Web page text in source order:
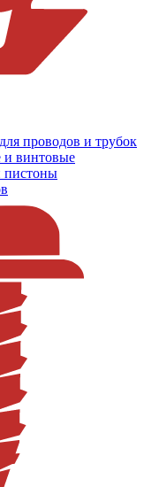
проводов и трубок
винтовые
пистоны